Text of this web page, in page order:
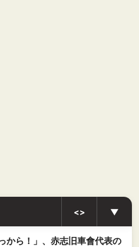
<> ▼
から！」、赤志旧車會代表の